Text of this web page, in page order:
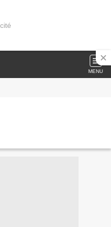
MENU